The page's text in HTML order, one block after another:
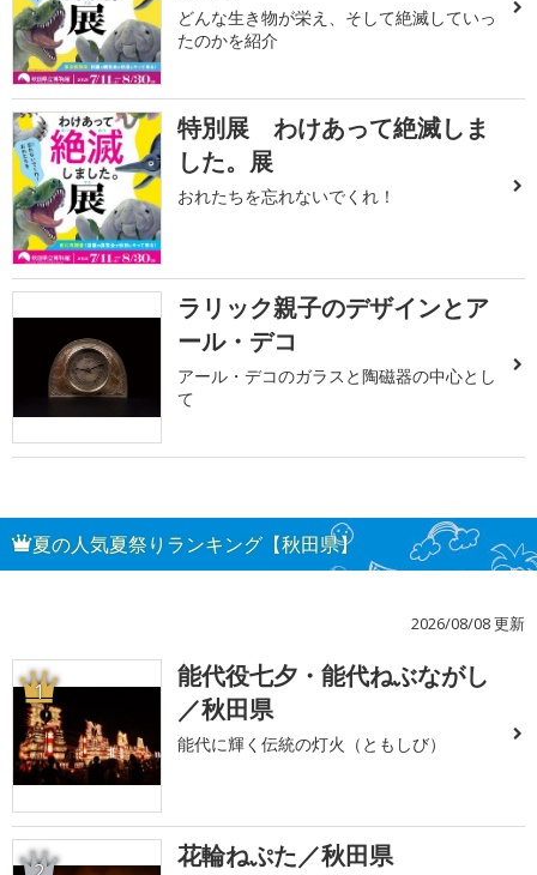
どんな生き物が栄え、そして絶滅していっ
たのかを紹介
特別展 わけあって絶滅しま
した。展
おれたちを忘れないでくれ！
ラリック親子のデザインとア
ール・デコ
アール・デコのガラスと陶磁器の中心とし
て
夏の人気夏祭りランキング【秋田県】
2026/08/08 更新
1
能代役七夕・能代ねぶながし
／秋田県
能代に輝く伝統の灯火（ともしび）
花輪ねぷた／秋田県